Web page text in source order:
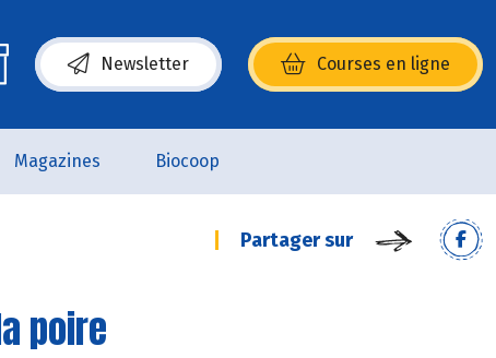
Newsletter Courses en ligne
(s’ouvre dans une nouvelle fenêtre)
Magazines Biocoop
Partager sur
poire